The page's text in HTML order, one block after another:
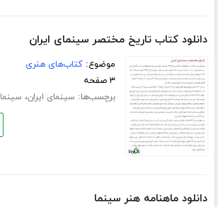
دانلود کتاب تاریخ مختصر سینمای ایران
موضوع:کتاب‌های هنری
۳ صفحه
برچسب‌ها: سینمای ایران، سینما
دانلود ماهنامه هنر سینما